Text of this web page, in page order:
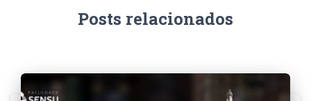
Posts relacionados